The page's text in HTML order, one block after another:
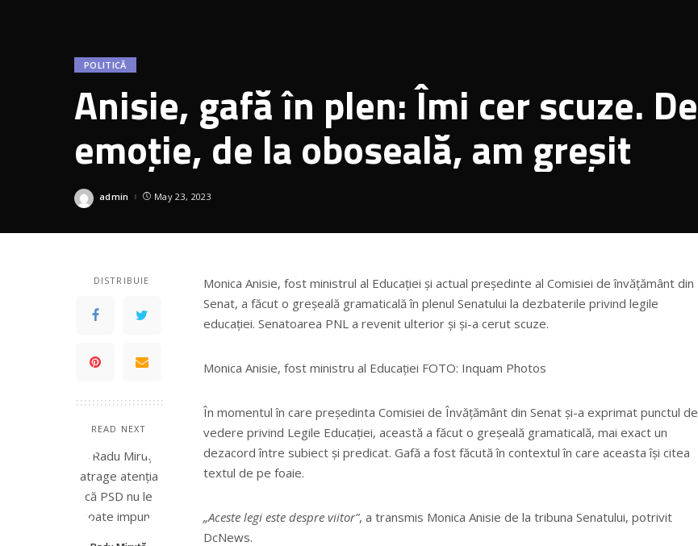
POLITICĂ
Anisie, gafă în plen: Îmi cer scuze. De
emoție, de la oboseală, am greșit
Posted
admin May 23, 2023
DISTRIBUIE
READ NEXT
Monica Anisie, fost ministrul al Educației și actual președinte al Comisiei de învățământ din
Senat, a făcut o greșeală gramaticală în plenul Senatului la dezbaterile privind legile
educației. Senatoarea PNL a revenit ulterior și și-a cerut scuze.
Monica Anisie, fost ministru al Educației FOTO: Inquam Photos
În momentul în care președinta Comisiei de Învățământ din Senat și-a exprimat punctul de
vedere privind Legile Educației, această a făcut o greșeală gramaticală, mai exact un
dezacord între subiect și predicat. Gafă a fost făcută în contextul în care aceasta își citea
textul de pe foaie.
„Aceste legi este despre viitor”, a transmis Monica Anisie de la tribuna Senatului, potrivit
DcNews.